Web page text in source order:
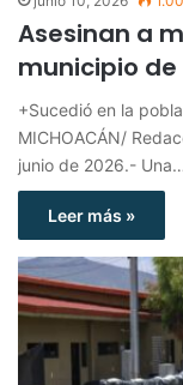
Asesinan a
municipio
+Sucedió en la
MICHOACÁN/
junio de 2026.- Una…
Leer más »